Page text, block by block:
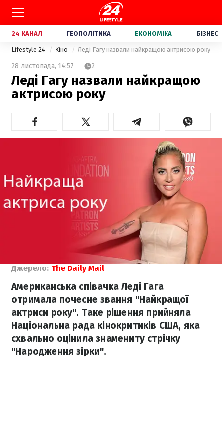
24 КАНАЛ ГЕОПОЛІТИКА ЕКОНОМІКА БІЗНЕС
Lifestyle 24 Кіно Леді Гагу назвали найкращою актрисою року
28 листопада, 14:57 2
Леді Гагу назвали найкращою
актрисою року
Джерело: The Daily Mail
Американська співачка Леді Гага
отримала почесне звання "Найкращої
актриси року". Таке рішення прийняла
Національна рада кінокритиків США, яка
схвально оцінила знамениту стрічку
"Народження зірки".